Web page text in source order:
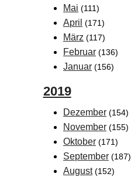
Mai (111)
April (171)
März (117)
Februar (136)
Januar (156)
2019
Dezember (154)
November (155)
Oktober (171)
September (187)
August (152)